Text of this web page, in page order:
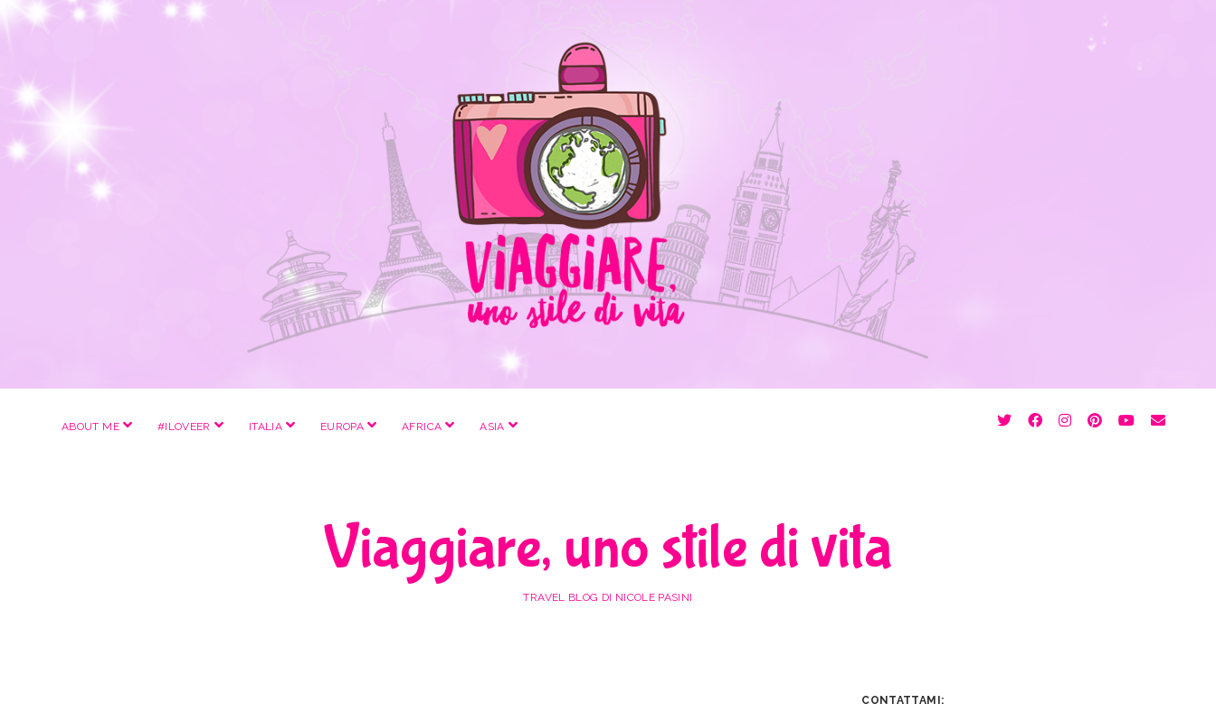
ABOUT ME apri
#ILOVEER apri
ITALIA apri
EUROPA apri
AFRICA apri
ASIA apri
twitterfacebookinstagram
pinterest
youtube
email
Viaggiare, uno stile di vita
TRAVEL BLOG DI NICOLE PASINI
CONTATTAMI: